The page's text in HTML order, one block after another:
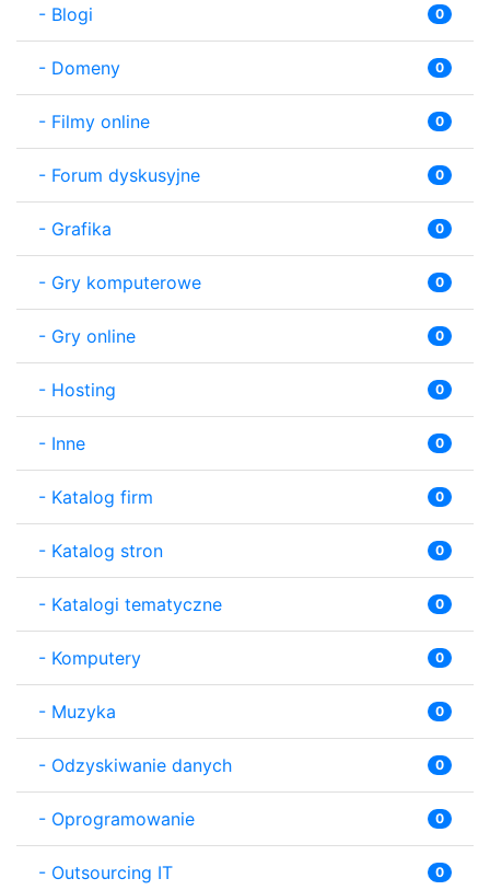
- Blogi 0
- Domeny 0
- Filmy online 0
- Forum dyskusyjne 0
- Grafika 0
- Gry komputerowe 0
- Gry online 0
- Hosting 0
- Inne 0
- Katalog firm 0
- Katalog stron 0
- Katalogi tematyczne 0
- Komputery 0
- Muzyka 0
- Odzyskiwanie danych 0
- Oprogramowanie 0
- Outsourcing IT 0